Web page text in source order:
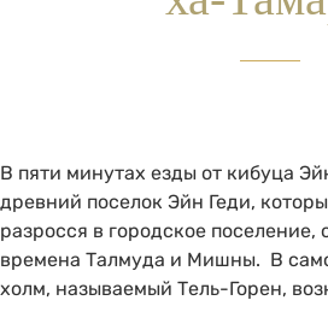
В пяти минутах езды от кибуца
древний поселок Эйн Геди,
разросся в городское
времена Талмуда и Мишны. В
холм, называемый Тель-Горен,